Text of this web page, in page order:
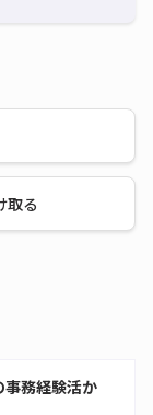
取る
務経験活か